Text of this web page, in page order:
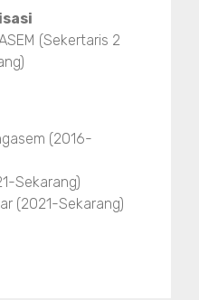
(Sekertaris 2
(2016-
Sekarang)
(2021-Sekarang)